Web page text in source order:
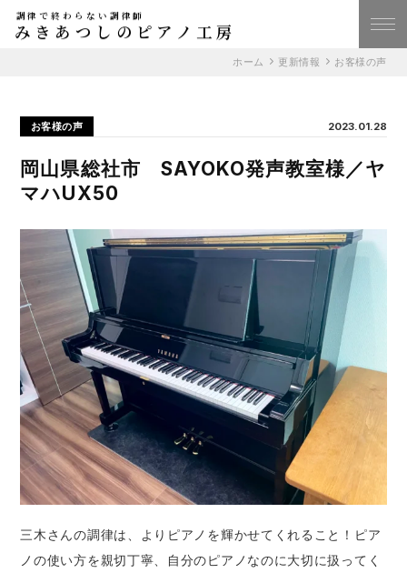
調律で終わらない調律師
みきあつしのピアノ工房
ホーム 更新情報 お客様の声
お客様の声 2023.01.28
岡山県総社市 SAYOKO発声教室様／ヤ
マハUX50
三木さんの調律は、よりピアノを輝かせてくれること！ピア
ノの使い方を親切丁寧、自分のピアノなのに大切に扱ってく